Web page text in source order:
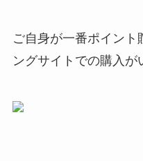
ご自身が一番ポイン
ングサイトでの購入が